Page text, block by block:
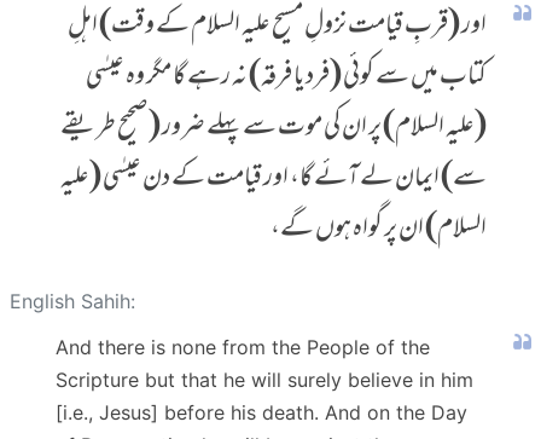
اور (قربِ قیامت نزولِ مسیح علیہ السلام کے وقت) اہلِ
کتاب میں سے کوئی (فرد یا فرقہ) نہ رہے گا مگر وہ عیسٰی
(علیہ السلام) پر ان کی موت سے پہلے ضرور (صحیح طریقے
سے) ایمان لے آئے گا، اور قیامت کے دن عیسٰی (علیہ
السلام) ان پر گواہ ہوں گے،
English Sahih:
And there is none from the People of the
Scripture but that he will surely believe in him
[i.e., Jesus] before his death. And on the Day